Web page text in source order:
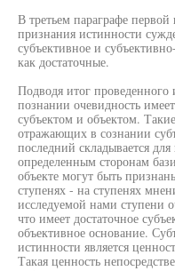
В третьем параграфе
признания истинности
субъективное и
как достаточные.
Подводя итог
познании очевидность
субъектом и объектом.
отражающих в сознании
последний складывается для
определенным сторонам
объекте могут быть
ступенях - на ступенях
исследуемой нами ступени
что имеет достаточное
объективное основание.
истинности является
Такая ценность